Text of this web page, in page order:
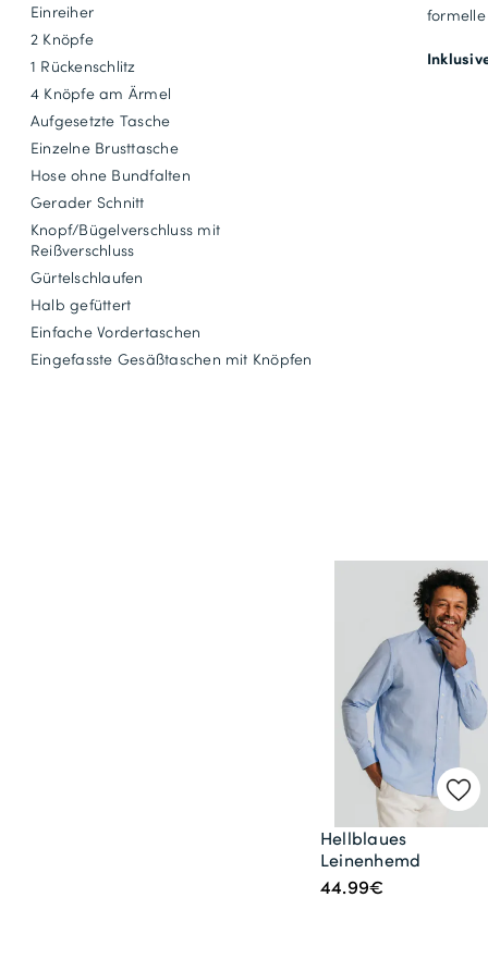
Einreiher
2 Knöpfe
1 Rückenschlitz
4 Knöpfe am Ärmel
Aufgesetzte Tasche
Einzelne Brusttasche
Hose ohne Bundfalten
Gerader Schnitt
Knopf/Bügelverschluss mit
Reißverschluss
Gürtelschlaufen
Halb gefüttert
Einfache Vordertaschen
Eingefasste Gesäßtaschen mit Knöpfen
Hellblaues
Leinenhemd
44.99€